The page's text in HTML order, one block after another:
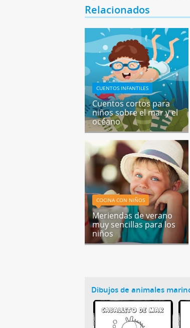
Relacionados
CUENTOS INFANTILES
Cuentos cortos para
niños sobre el mar y el
océano
COCINA CON NIÑOS
Meriendas de verano
muy sencillas para los
niños
Dibujos de animales